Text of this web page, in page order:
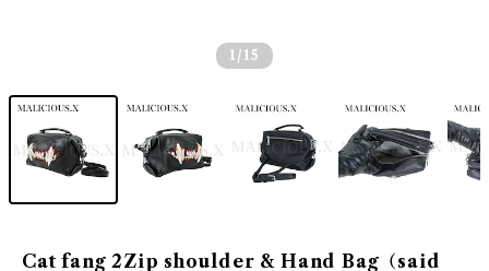
1 /15
Cat fang 2Zip shoulder & Hand Bag（said